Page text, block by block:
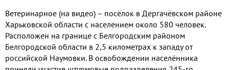
Ветеринарное (на видео) – посёлок в Дергачёвском районе
Харьковской области с населением около 580 человек.
Расположен на границе с Белгородским районом
Белгородской области в 2,5 километрах к западу от
российской Наумовки. В освобождении населённика